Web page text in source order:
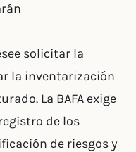
solicitar la
la inventarización
La BAFA exige
de los
de riesgos y